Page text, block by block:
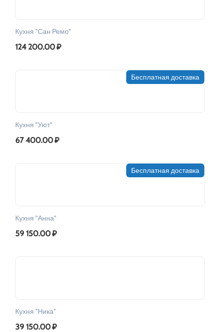
Кухня "Сан Ремо"
124 200.00₽
Бесплатная доставка
Кухня "Уют"
67 400.00₽
Бесплатная доставка
Кухня "Анна"
59 150.00₽
Кухня "Ника"
39 150.00₽